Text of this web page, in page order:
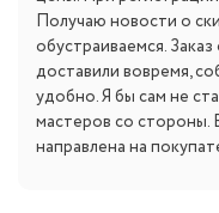
Получаю новости о
обустраиваемся.
доставили вовремя,
удобно. Я бы сам не
мастеров со стороны.
направлена на